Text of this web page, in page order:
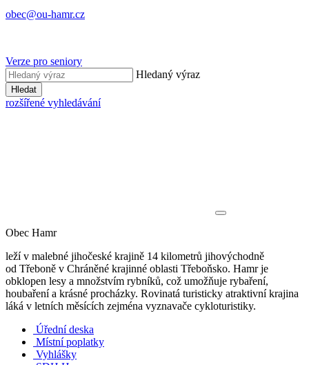
obec@ou-hamr.cz
Verze pro seniory
Hledaný výraz
Hledat
rozšířené vyhledávání
Obec Hamr
leží v malebné jihočeské krajině 14 kilometrů jihovýchodně
od Třeboně v Chráněné krajinné oblasti Třeboňsko. Hamr je
obklopen lesy a množstvím rybníků, což umožňuje rybaření,
houbaření a krásné procházky. Rovinatá turisticky atraktivní krajina
láká v letních měsících zejména vyznavače cykloturistiky.
Úřední deska
Místní poplatky
Vyhlášky